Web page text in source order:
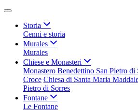
Storia
Cenni e storia
Murales
Murales
Chiese e Monasteri
Monastero Benedettino San Pietro di
Croce Chiesa di Santa Maria
Pietro di Sorres
Fontane
Le Fontane